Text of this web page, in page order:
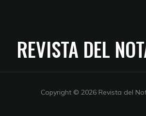
REVISTA DEL
Copyright © 2026 Revista del